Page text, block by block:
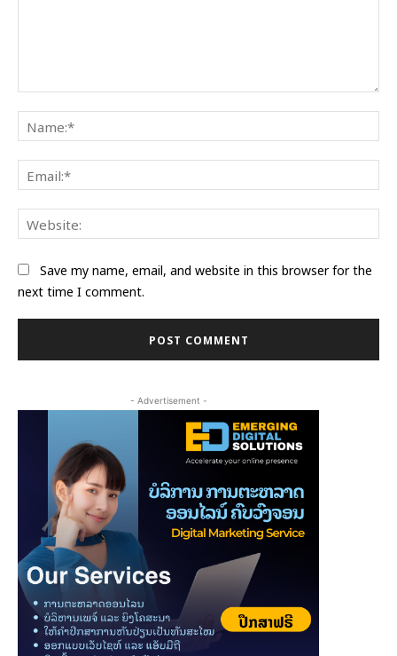
Save my name, email, and website in this browser for the
next time I comment.
- Advertisement -